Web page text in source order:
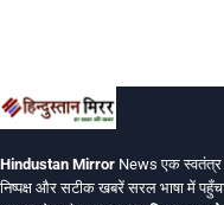
Hindustan Mirror News एक स्वतंत्र
निष्पक्ष और सटीक खबरें सरल भाषा में